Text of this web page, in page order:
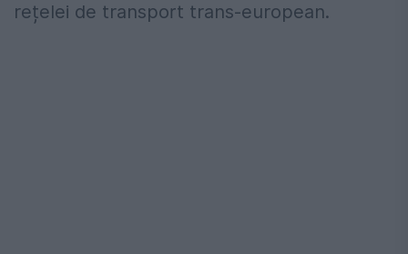
rețelei de transport trans-european.